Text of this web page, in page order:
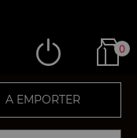
0
A EMPORTER